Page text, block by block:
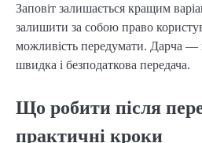
Заповіт залишається кращим
залишити за собою право
можливість передумати. Дарча —
швидка і безподаткова передача.
Що робити після
практичні кроки